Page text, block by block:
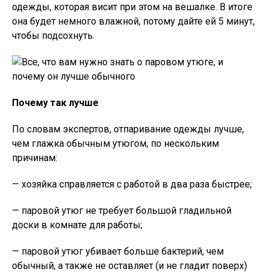
одежды, которая висит при этом на вешалке. В итоге
она будет немного влажной, потому дайте ей 5 минут,
чтобы подсохнуть.
Почему так лучше
По словам экспертов, отпаривание одежды лучше,
чем глажка обычным утюгом, по нескольким
причинам:
— хозяйка справляется с работой в два раза быстрее;
— паровой утюг не требует большой гладильной
доски в комнате для работы;
— паровой утюг убивает больше бактерий, чем
обычный, а также не оставляет (и не гладит поверх)